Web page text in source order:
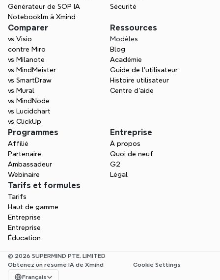
Générateur de SOP IA
Notebooklm à Xmind
Sécurité
Comparer
vs Visio
contre Miro
vs Milanote
vs MindMeister
vs SmartDraw
vs Mural
vs MindNode
vs Lucidchart
vs ClickUp
Ressources
Modèles
Blog
Académie
Guide de l’utilisateur
Histoire utilisateur
Centre d'aide
Programmes
Affilié
Partenaire
Ambassadeur
Webinaire
Entreprise
À propos
Quoi de neuf
G2
Légal
Tarifs et formules
Tarifs
Haut de gamme
Entreprise
Entreprise
Éducation
© 2026 SUPERMIND PTE. LIMITED
Obtenez un résumé IA de Xmind
Cookie Settings
Select Language
Français